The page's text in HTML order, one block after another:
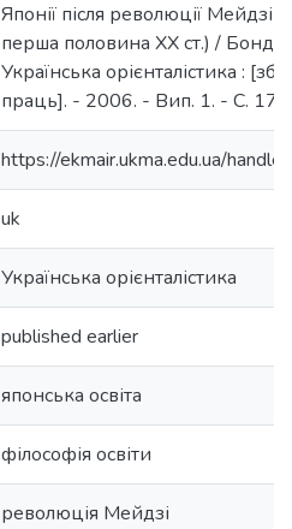
Японії після революції Мейдзі
перша половина ХХ ст.) /
Українська орієнталістика :
праць]. - 2006. - Вип. 1. - С.
https://ekmair.ukma.edu.ua/
uk
Українська орієнталістика
published earlier
японська освіта
філософія освіти
революція Мейдзі